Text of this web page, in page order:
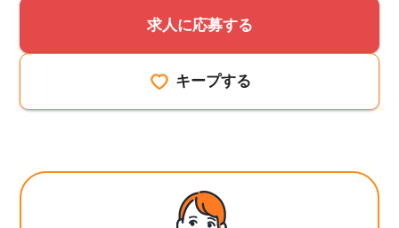
求人に応募する
キープする